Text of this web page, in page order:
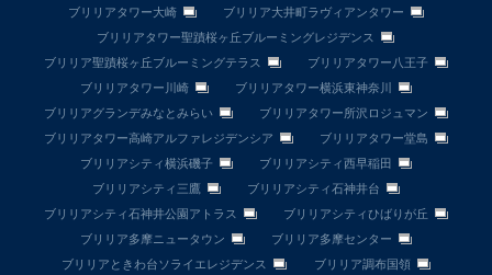
ブリリアタワー大崎
ブリリア大井町ラヴィアンタワー
ブリリアタワー聖蹟桜ヶ丘ブルーミングレジデンス
ブリリア聖蹟桜ヶ丘ブルーミングテラス
ブリリアタワー八王子
ブリリアタワー川崎
ブリリアタワー横浜東神奈川
ブリリアグランデみなとみらい
ブリリアタワー所沢ロジュマン
ブリリアタワー高崎アルファレジデンシア
ブリリアタワー堂島
ブリリアシティ横浜磯子
ブリリアシティ西早稲田
ブリリアシティ三鷹
ブリリアシティ石神井台
ブリリアシティ石神井公園アトラス
ブリリアシティひばりが丘
ブリリア多摩ニュータウン
ブリリア多摩センター
ブリリアときわ台ソライエレジデンス
ブリリア調布国領